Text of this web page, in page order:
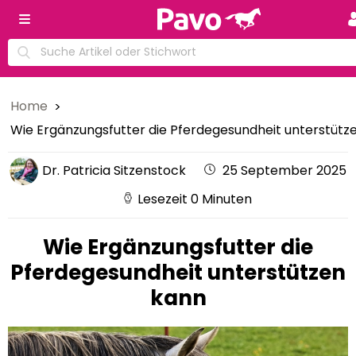
Home
Wie Ergänzungsfutter die Pferdegesundheit
Dr. Patricia Sitzenstock
25 September 2025
Lesezeit 0 Minuten
Wie Ergänzungsfutter die
Pferdegesundheit unterstützen
kann